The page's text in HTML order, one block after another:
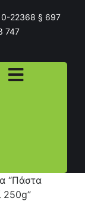
22368 § 697
747
“Πάστα
250g”